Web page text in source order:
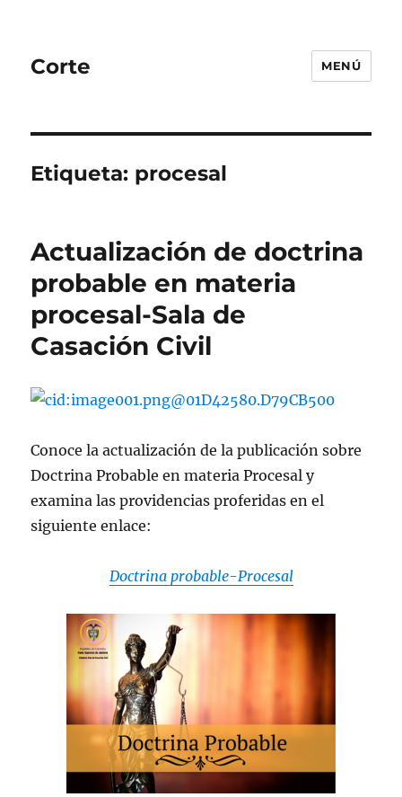
Corte MENÚ
Etiqueta: procesal
Actualización de doctrina
probable en materia
procesal-Sala de
Casación Civil
Conoce la actualización de la publicación sobre
Doctrina Probable en materia Procesal y
examina las providencias proferidas en el
siguiente enlace:
Doctrina probable-Procesal